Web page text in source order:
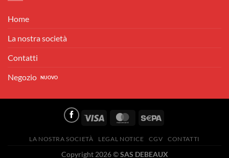
Home
La nostra società
Contatti
Negozio
Visa MasterCard
LA NOSTRA SOCIETÀ LEGAL NOTICE CGV CONTATTI
Copyright 2026 ©SAS DEBEAUX